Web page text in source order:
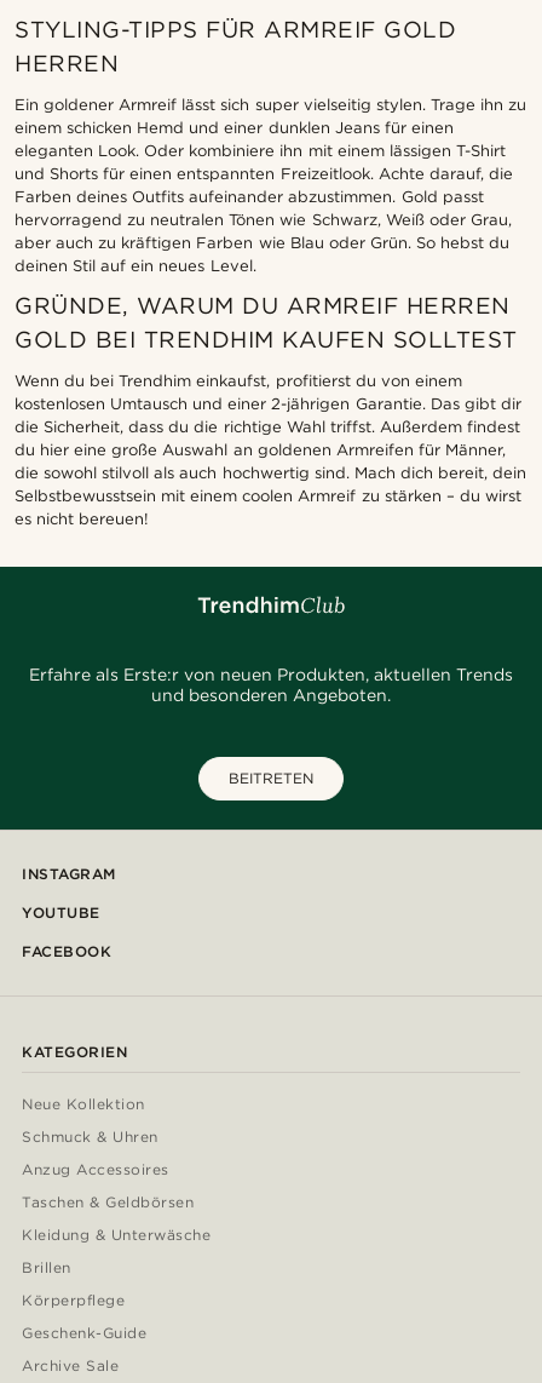
STYLING-TIPPS FÜR ARMREIF GOLD
HERREN
Ein goldener Armreif lässt sich super vielseitig stylen. Trage ihn zu
einem schicken Hemd und einer dunklen Jeans für einen
eleganten Look. Oder kombiniere ihn mit einem lässigen T-Shirt
und Shorts für einen entspannten Freizeitlook. Achte darauf, die
Farben deines Outfits aufeinander abzustimmen. Gold passt
hervorragend zu neutralen Tönen wie Schwarz, Weiß oder Grau,
aber auch zu kräftigen Farben wie Blau oder Grün. So hebst du
deinen Stil auf ein neues Level.
GRÜNDE, WARUM DU ARMREIF HERREN
GOLD BEI TRENDHIM KAUFEN SOLLTEST
Wenn du bei Trendhim einkaufst, profitierst du von einem
kostenlosen Umtausch und einer 2-jährigen Garantie. Das gibt dir
die Sicherheit, dass du die richtige Wahl triffst. Außerdem findest
du hier eine große Auswahl an goldenen Armreifen für Männer,
die sowohl stilvoll als auch hochwertig sind. Mach dich bereit, dein
Selbstbewusstsein mit einem coolen Armreif zu stärken – du wirst
es nicht bereuen!
Erfahre als Erste:r von neuen Produkten, aktuellen Trends
und besonderen Angeboten.
BEITRETEN
INSTAGRAM
YOUTUBE
FACEBOOK
KATEGORIEN
Neue Kollektion
Schmuck & Uhren
Anzug Accessoires
Taschen & Geldbörsen
Kleidung & Unterwäsche
Brillen
Körperpflege
Geschenk-Guide
Archive Sale